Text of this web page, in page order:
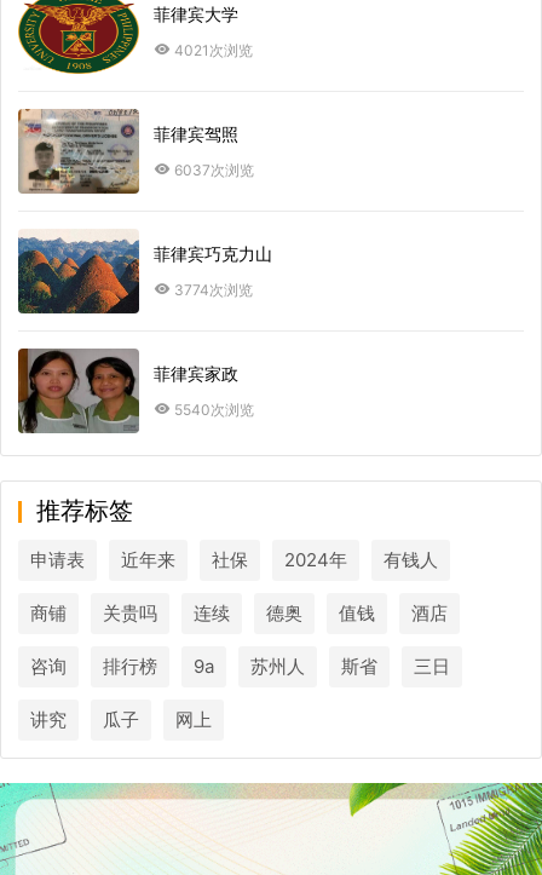
菲律宾大学
4021次浏览
菲律宾驾照
6037次浏览
菲律宾巧克力山
3774次浏览
菲律宾家政
5540次浏览
推荐标签
申请表 近年来 社保 2024年 有钱人
商铺 关贵吗 连续 德奥 值钱 酒店
咨询 排行榜 9a 苏州人 斯省 三日
讲究 瓜子 网上